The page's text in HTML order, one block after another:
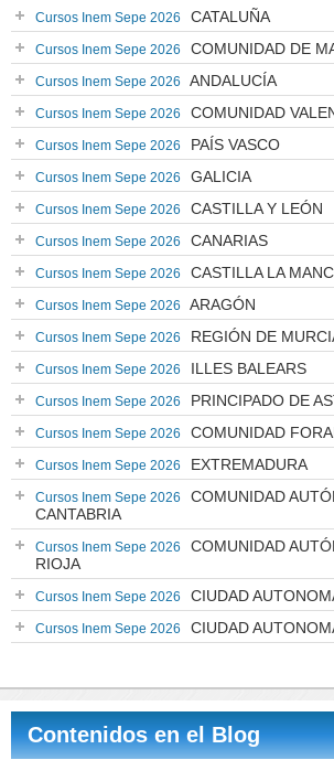
Cursos Inem Sepe 2026 CATALUÑA
Cursos Inem Sepe 2026 COMUNIDAD DE
Cursos Inem Sepe 2026 ANDALUCÍA
Cursos Inem Sepe 2026 COMUNIDAD
Cursos Inem Sepe 2026 PAÍS VASCO
Cursos Inem Sepe 2026 GALICIA
Cursos Inem Sepe 2026 CASTILLA Y LEÓN
Cursos Inem Sepe 2026 CANARIAS
Cursos Inem Sepe 2026 CASTILLA LA
Cursos Inem Sepe 2026 ARAGÓN
Cursos Inem Sepe 2026 REGIÓN DE
Cursos Inem Sepe 2026 ILLES BALEARS
Cursos Inem Sepe 2026 PRINCIPADO DE
Cursos Inem Sepe 2026 COMUNIDAD
Cursos Inem Sepe 2026 EXTREMADURA
Cursos Inem Sepe 2026
COMUNIDAD
CANTABRIA
Cursos Inem Sepe 2026
COMUNIDAD
RIOJA
Cursos Inem Sepe 2026 CIUDAD
Cursos Inem Sepe 2026 CIUDAD
Contenidos en el Blog